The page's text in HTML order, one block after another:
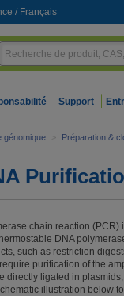
/ Français
Support
génomique > Préparation &
chain reaction
DNA
such as restriction
purification of the
directly ligated in
illustration below